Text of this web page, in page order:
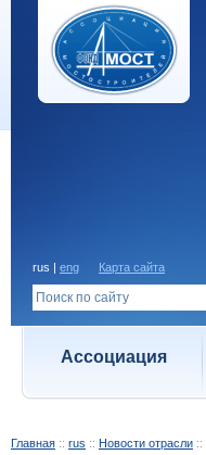
rus | eng Карта сайта
Ассоциация
Главная :: rus :: Новости отрасли ::